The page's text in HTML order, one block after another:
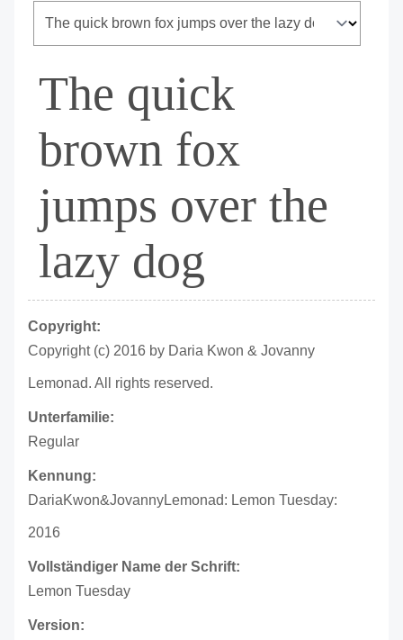
The quick
brown fox
jumps over the
lazy dog
Copyright:
Copyright (c) 2016 by Daria Kwon & Jovanny
Lemonad. All rights reserved.
Unterfamilie:
Regular
Kennung:
DariaKwon&JovannyLemonad: Lemon Tuesday:
2016
Vollständiger Name der Schrift:
Lemon Tuesday
Version: